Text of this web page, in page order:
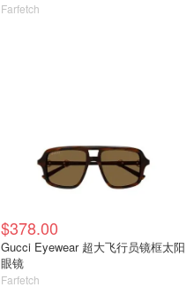
Farfetch
$378.00
Gucci Eyewear 超大飞行员镜框太阳
眼镜
Farfetch